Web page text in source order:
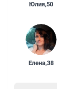
Юлия,50
Елена,38